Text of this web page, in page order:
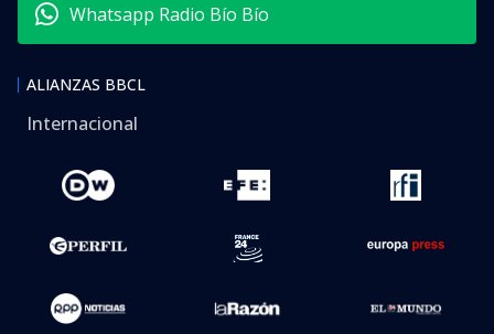
Whatsapp Radio Bío Bío
ALIANZAS BBCL
Internacional